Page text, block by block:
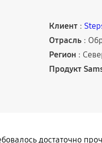
Клиент:
Отрасль:
Регион :
Продукт
достаточно